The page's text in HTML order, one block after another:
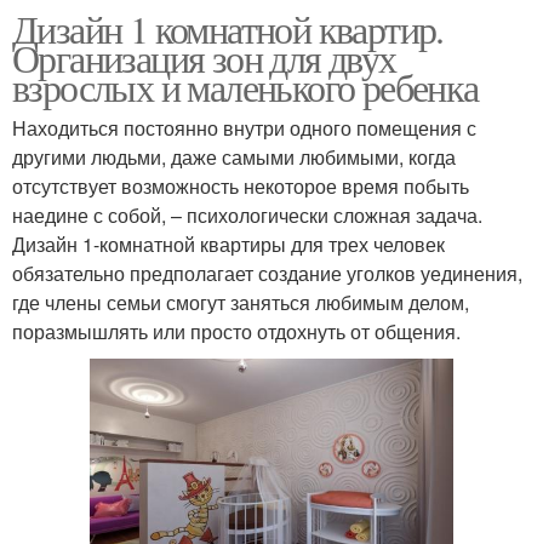
Дизайн 1 комнатной квартир.
Организация зон для двух
взрослых и маленького ребенка
Находиться постоянно внутри одного помещения с
другими людьми, даже самыми любимыми, когда
отсутствует возможность некоторое время побыть
наедине с собой, – психологически сложная задача.
Дизайн 1-комнатной квартиры для трех человек
обязательно предполагает создание уголков уединения,
где члены семьи смогут заняться любимым делом,
поразмышлять или просто отдохнуть от общения.